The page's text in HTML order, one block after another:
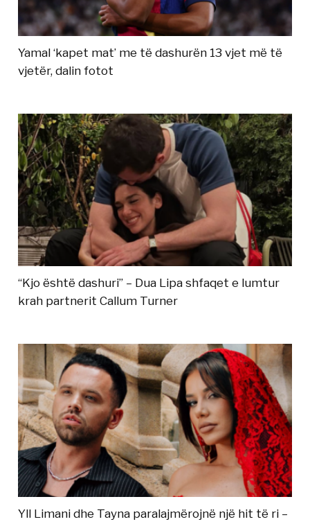
Yamal ‘kapet mat’ me të dashurën 13 vjet më të
vjetër, dalin fotot
“Kjo është dashuri” – Dua Lipa shfaqet e lumtur
krah partnerit Callum Turner
Yll Limani dhe Tayna paralajmërojnë një hit të ri –